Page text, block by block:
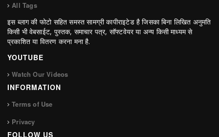
All Tags
इस ब्लाग की फोटो सहित समस्त सामग्री कापीराइटेड है जिसका बिना लिखित अनुमति
किसी भी वेबसाईट, पुस्तक, समाचार पत्र, सॉफ्टवेयर या अन्य किसी माध्यम से
प्रकाशित या वितरण करना मना है.
YOUTUBE
Watch Our Videos
INFORMATION
Terms of Use
Privacy
FOLLOW US